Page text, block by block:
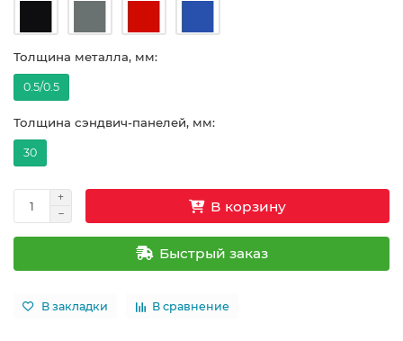
Толщина металла, мм:
0.5/0.5
Толщина сэндвич-панелей, мм:
30
В корзину
Быстрый заказ
В закладки В сравнение